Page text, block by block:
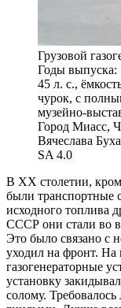
Грузовой
Годы
45 л. с.,
чурок, с
музейно-
Город Миасс,
Вячеслава
SA 4.0
В XX столетии,
были транспортные
исходного топлива
СССР они стали во
Это было связано с
уходил на фронт. На
газогенераторные
установку
солому.